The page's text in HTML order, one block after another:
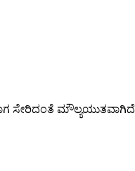
ಸೇರಿದಂತೆ ಮೌಲ್ಯಯುತವಾಗಿದೆ